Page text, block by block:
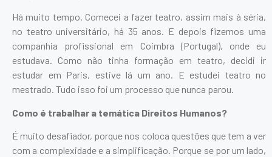
Há muito tempo. Comecei a fazer teatro, assim mais à séria,
no teatro universitário, há 35 anos. E depois fizemos uma
companhia profissional em Coimbra (Portugal), onde eu
estudava. Como não tinha formação em teatro, decidi ir
estudar em Paris, estive lá um ano. E estudei teatro no
mestrado. Tudo isso foi um processo que nunca parou.
Como é trabalhar a temática Direitos Humanos?
É muito desafiador, porque nos coloca questões que tem a ver
com a complexidade e a simplificação. Porque se por um lado,